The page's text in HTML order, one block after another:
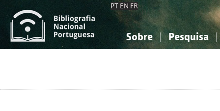
PT EN FR
Sobre Pesquisa